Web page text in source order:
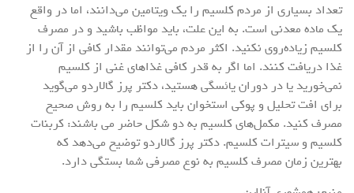
تعداد بسیاری از مردم کلسیم را یک ویتامین می‌دانند، اما در واقع
یک ماده معدنی است. به این علت، باید مواظب باشید و در مصرف
کلسیم زیاده‌روی نکنید. اکثر مردم می‌توانند مقدار کافی از آن را از
غذا دریافت کنند. اما اگر به قدر کافی غذاهای غنی از کلسیم
نمی‌خورید یا در دوران یائسگی هستید، دکتر پرز گالاردو می‌گوید
برای افت تحلیل و پوکی استخوان باید کلسیم را به روش صحیح
مصرف کنید. مکمل‌های کلسیم به دو شکل حاضر می باشند: کربنات
کلسیم و سیترات کلسیم. دکتر پرز گالاردو توضیح می‌دهد که
بهترین زمان مصرف کلسیم به نوع مصرفی شما بستگی دارد.